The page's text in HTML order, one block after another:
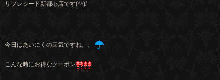
リフレシード新都心店です(^^)/
今日はあいにくの天気ですね、、
こんな時にお得なクーポン